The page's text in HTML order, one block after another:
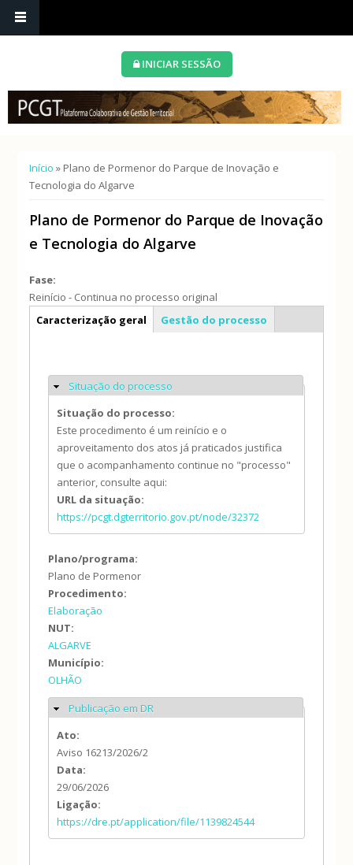
INICIAR SESSÃO
Está aqui
Início » Plano de Pormenor do Parque de Inovação e
Tecnologia do Algarve
Plano de Pormenor do Parque de Inovação
e Tecnologia do Algarve
Fase:
Reinício - Continua no processo original
Info geral
Caracterização geral Gestão do processo
Ocultar
Situação do processo
Situação do processo:
Este procedimento é um reinício e o
aproveitamento dos atos já praticados justifica
que o acompanhamento continue no "processo"
anterior, consulte aqui:
URL da situação:
https://pcgt.dgterritorio.gov.pt/node/32372
Plano/programa:
Plano de Pormenor
Procedimento:
Elaboração
NUT:
ALGARVE
Município:
OLHÃO
Ocultar
Publicação em DR
Ato:
Aviso 16213/2026/2
Data:
29/06/2026
Ligação:
https://dre.pt/application/file/1139824544